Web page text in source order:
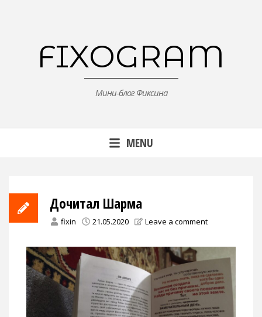
FIXOGRAM
Мини-блог Фиксина
MENU
Дочитал Шарма
fixin 21.05.2020 Leave a comment